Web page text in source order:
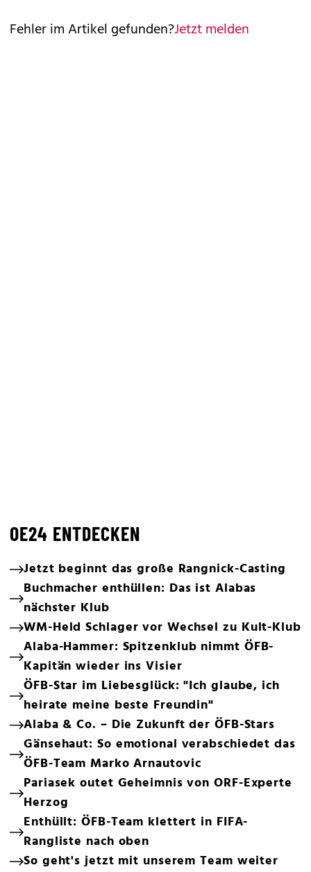
Fehler im Artikel gefunden?Jetzt melden
OE24 ENTDECKEN
Jetzt beginnt das große Rangnick-Casting
Buchmacher enthüllen: Das ist Alabas
nächster Klub
WM-Held Schlager vor Wechsel zu Kult-Klub
Alaba-Hammer: Spitzenklub nimmt ÖFB-
Kapitän wieder ins Visier
ÖFB-Star im Liebesglück: "Ich glaube, ich
heirate meine beste Freundin"
Alaba & Co. – Die Zukunft der ÖFB-Stars
Gänsehaut: So emotional verabschiedet das
ÖFB-Team Marko Arnautovic
Pariasek outet Geheimnis von ORF-Experte
Herzog
Enthüllt: ÖFB-Team klettert in FIFA-
Rangliste nach oben
So geht's jetzt mit unserem Team weiter